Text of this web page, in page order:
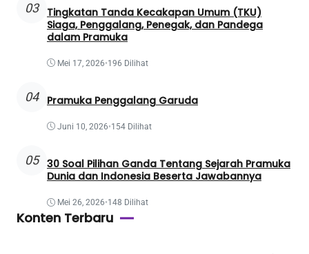
03
Tingkatan Tanda Kecakapan Umum (TKU)
Siaga, Penggalang, Penegak, dan Pandega
dalam Pramuka
Mei 17, 2026•196 Dilihat
04 Pramuka Penggalang Garuda
Juni 10, 2026•154 Dilihat
05 30 Soal Pilihan Ganda Tentang Sejarah Pramuka
Dunia dan Indonesia Beserta Jawabannya
Mei 26, 2026•148 Dilihat
Konten Terbaru